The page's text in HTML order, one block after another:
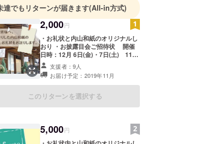
達でもリターンが届きます(All-in方式)
2,000円
・お礼状と内山和紙のオリジナルし
おり ・お披露目会ご招待状 開催
日時：12月 6日(金)・7日(土) 11：
00〜16：00 ＊交通費・滞在費等
は、自己負担でお願いします ＊詳
細は決まり次第、活動報告にてお知
らせいたします。
支援者：9人
お届け予定：2019年11月
このリターンを選択する
5,000円